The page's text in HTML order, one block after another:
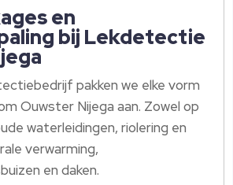
en
bij Lekdetectie
pakken we elke vorm
Ouwster Nijega aan.​ Zowel op
waterleidingen, riolering en
verwarming,
en daken.​